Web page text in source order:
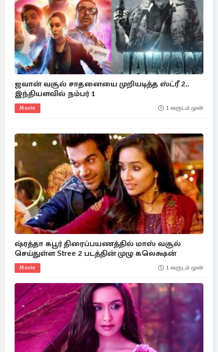
ஜவான் வசூல் சாதனையை முறியடித்த ஸ்ட்ரீ 2..
இந்தியளவில் நம்பர் 1
Movie 1 வருடம் முன்
ஷ்ரத்தா கபூர் திரைப்பயணத்தில் மாஸ் வசூல்
செய்துள்ள Stree 2 படத்தின் முழு கலெக்ஷன்
Movie 1 வருடம் முன்